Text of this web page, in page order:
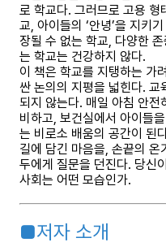
로 학교다. 그러므로 고용
교, 아이들의 ‘안녕’을 지키
장될 수 없는 학교, 다양한
는 학교는 건강하지 않다.
이 책은 학교를 지탱하는 가
싼 논의의 지평을 넓힌다. 교
되지 않는다. 매일 아침 안전
비하고, 보건실에서 아이들
는 비로소 배움의 공간이 된
길에 담긴 마음을, 손끝의
두에게 질문을 던진다. 당신
사회는 어떤 모습인가.
■저자 소개